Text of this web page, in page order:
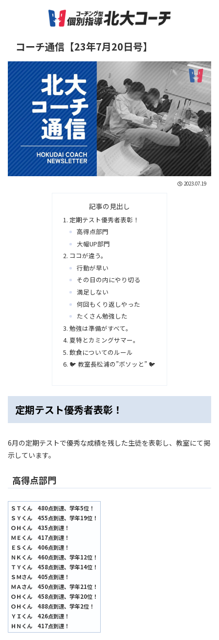
コーチ通信【23年7月20日号】
2023.07.19
記事の見出し
定期テスト優秀者表彰！
高得点部門
大幅UP部門
ココが違う。
行動が早い
その日の内にやり切る
満足しない
何回もくり返しやった
たくさん勉強した
勉強は準備がすべて。
夏特とカミングサマー。
飲食についてのルール
🐦 教室長松浦の”ボソッと” 🐦
定期テスト優秀者表彰！
6月の定期テストで優秀な成績を残した生徒を表彰し、教室にて掲
示しています。
高得点部門
ＳＴくん 480点到達、学年5位！
ＳＹくん 455点到達、学年19位！
ＯＨくん 435点到達！
ＭＥくん 417点到達！
ＥＳくん 406点到達！
ＮＫくん 460点到達、学年12位！
ＴＹくん 458点到達、学年14位！
ＳＭさん 405点到達！
ＭＡさん 450点到達、学年21位！
ＯＨくん 458点到達、学年20位！
ＯＨくん 488点到達、学年2位！
ＹＩくん 426点到達！
ＨＮくん 417点到達！